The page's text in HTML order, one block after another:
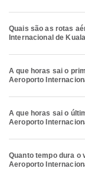
Quais são as rotas
Internacional de
A que horas sai o
Aeroporto
A que horas sai o
Aeroporto
Quanto tempo dura o
Aeroporto